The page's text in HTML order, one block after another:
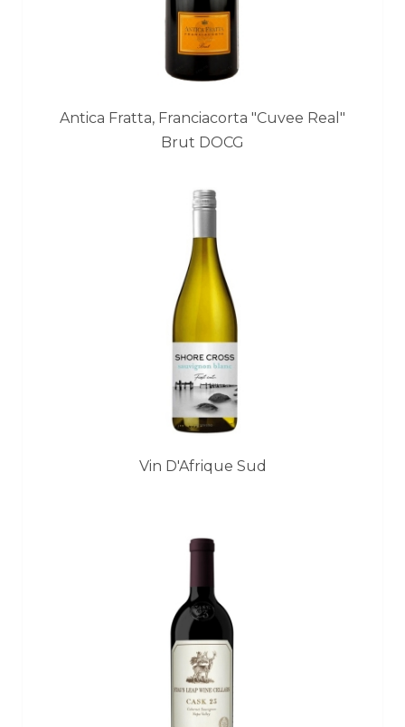
Antica Fratta, Franciacorta "Cuvee Real"
Brut DOCG
Vin D'Afrique Sud